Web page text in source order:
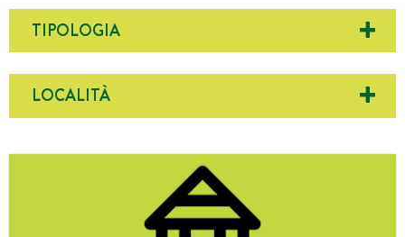
TIPOLOGIA
LOCALITÀ
Lo Chalet del Parco Area Pic-Nic e Giochi